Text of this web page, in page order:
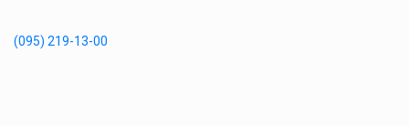
(095) 219-13-00